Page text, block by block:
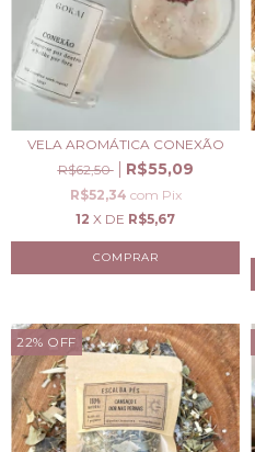
VELA AROMÁTICA CONEXÃO
R$62,50
R$55,09
R$52,34 com Pix
12 X DE R$5,67
22% OFF